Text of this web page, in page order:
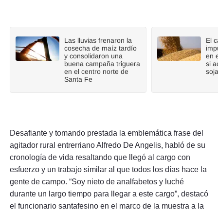
Las lluvias frenaron la
cosecha de maíz tardío
y consolidaron una
buena campaña triguera
en el centro norte de
Santa Fe
El
en
si
soja
Desafiante y tomando prestada la emblemática frase del
agitador rural entrerriano Alfredo De Angelis, habló de su
cronología de vida resaltando que llegó al cargo con
esfuerzo y un trabajo similar al que todos los días hace la
gente de campo. “Soy nieto de analfabetos y luché
durante un largo tiempo para llegar a este cargo”, destacó
el funcionario santafesino en el marco de la muestra a la